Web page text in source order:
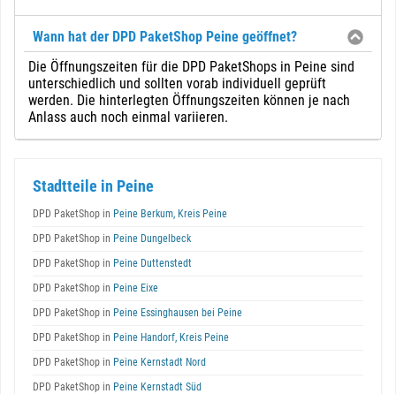
Wann hat der DPD PaketShop Peine geöffnet?
Die Öffnungszeiten für die DPD PaketShops in Peine sind
unterschiedlich und sollten vorab individuell geprüft
werden. Die hinterlegten Öffnungszeiten können je nach
Anlass auch noch einmal variieren.
Stadtteile in Peine
DPD PaketShop in Peine Berkum, Kreis Peine
DPD PaketShop in Peine Dungelbeck
DPD PaketShop in Peine Duttenstedt
DPD PaketShop in Peine Eixe
DPD PaketShop in Peine Essinghausen bei Peine
DPD PaketShop in Peine Handorf, Kreis Peine
DPD PaketShop in Peine Kernstadt Nord
DPD PaketShop in Peine Kernstadt Süd